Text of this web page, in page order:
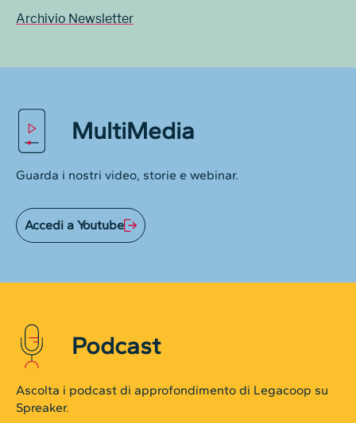
Archivio Newsletter
MultiMedia
Guarda i nostri video, storie e webinar.
Accedi a Youtube
Podcast
Ascolta i podcast di approfondimento di Legacoop su
Spreaker.